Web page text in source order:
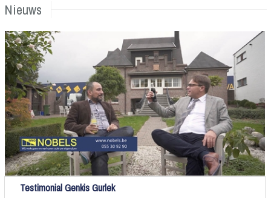
Nieuws
Testimonial Genkis Gurlek